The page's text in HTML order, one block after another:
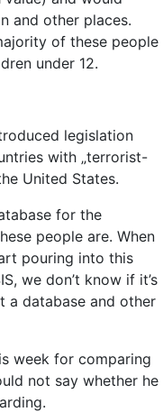
and other places.
of these people
under 12.
legislation
with „terrorist-
United States.
for the
people are. When
pouring into this
we don’t know if it’s
a database and other
week for comparing
not say whether he